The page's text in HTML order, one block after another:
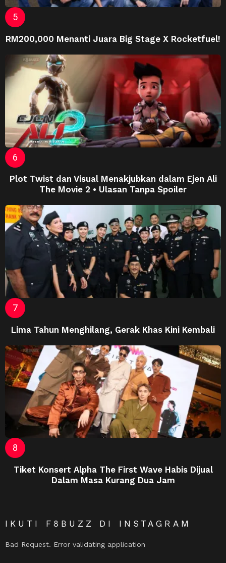
RM200,000 Menanti Juara Big Stage X Rocketfuel!
Plot Twist dan Visual Menakjubkan dalam Ejen Ali
The Movie 2 • Ulasan Tanpa Spoiler
Lima Tahun Menghilang, Gerak Khas Kini Kembali
Tiket Konsert Alpha The First Wave Habis Dijual
Dalam Masa Kurang Dua Jam
IKUTI F8BUZZ DI INSTAGRAM
Bad Request. Error validating application